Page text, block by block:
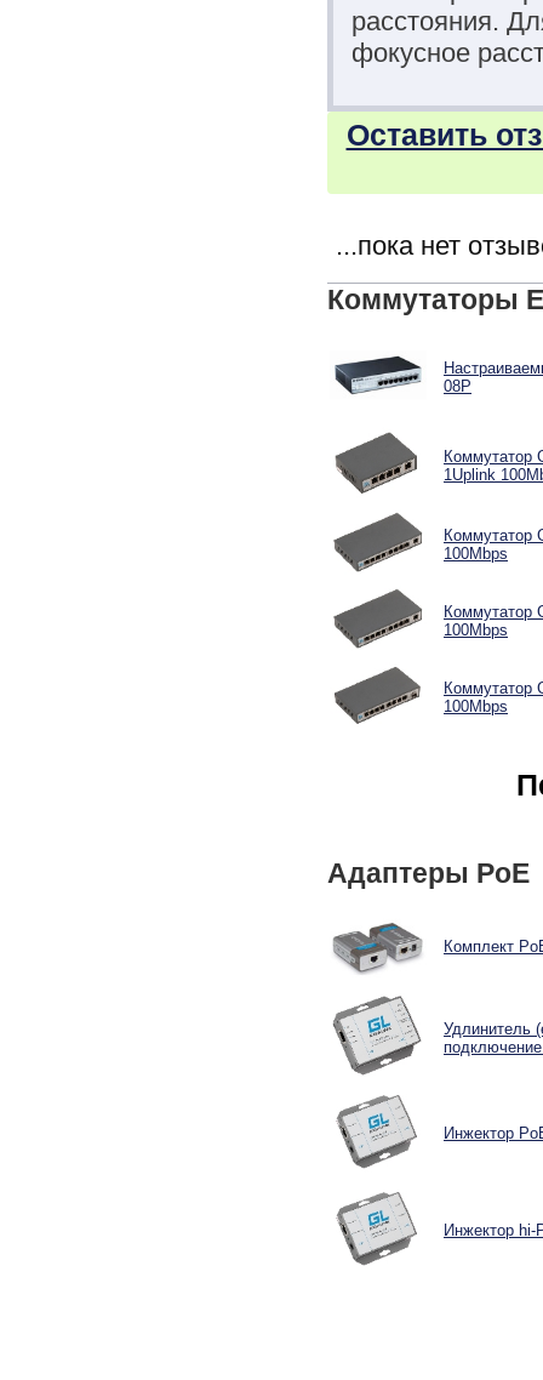
расстояния.
фокусное
Оставить
...пока нет
Коммутаторы
08P
Коммутатор
1Uplink
Коммутатор
100Mbps
Коммутатор
100Mbps
Коммутатор
100Mbps
Адаптеры PoE
Комплект
Удлинитель
Инжектор
Инжектор